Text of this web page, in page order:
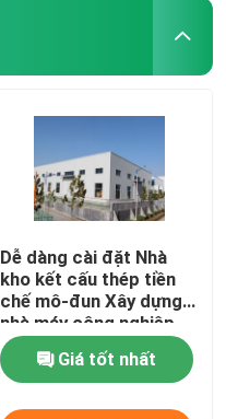
Dễ dàng cài đặt Nhà
kho kết cấu thép tiền
chế mô-đun Xây dựng
nhà máy công nghiệp
Xưởng thép thương mại
Giá tốt nhất